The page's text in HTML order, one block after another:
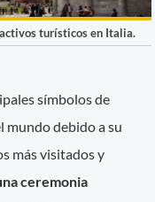
turísticos en Italia.
símbolos de
mundo debido a su
más visitados y
ceremonia